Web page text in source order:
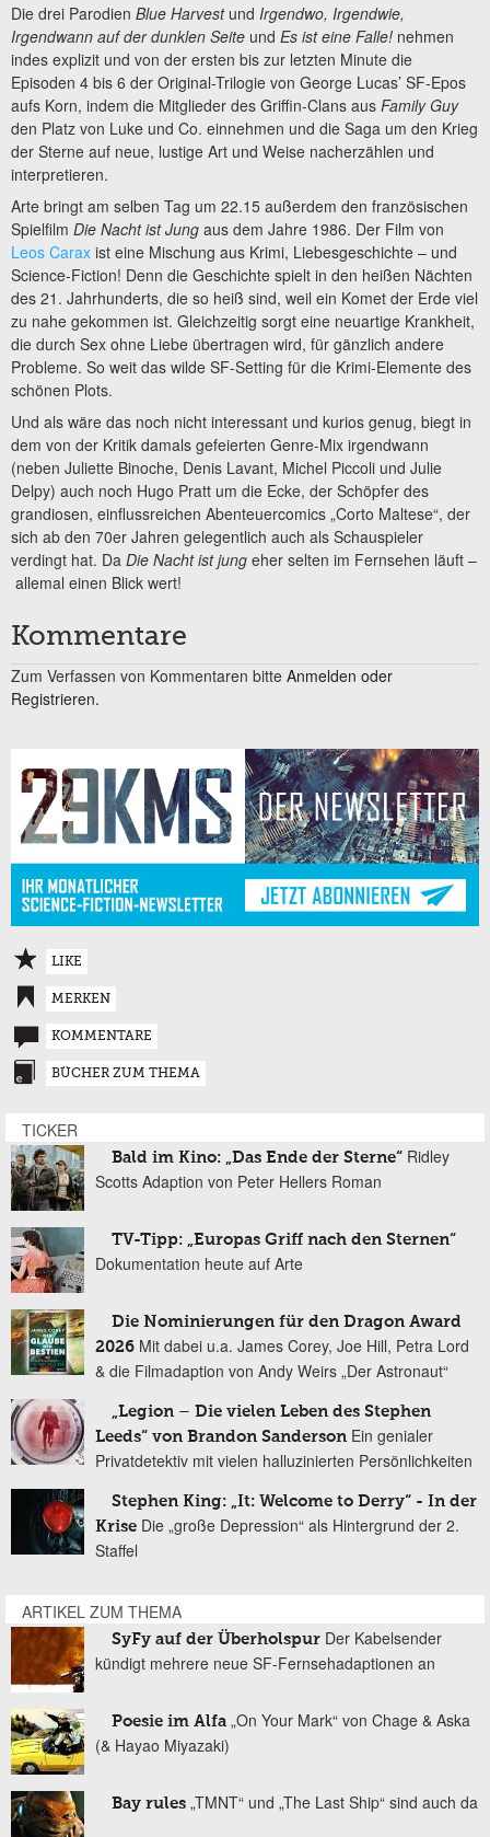
Die drei Parodien Blue Harvestund Irgendwo, Irgendwie,
Irgendwann auf der dunklen Seite und Es ist eine Falle! nehmen
indes explizit und von der ersten bis zur letzten Minute die
Episoden 4 bis 6 der Original-Trilogie von George Lucas’ SF-Epos
aufs Korn, indem die Mitglieder des Griffin-Clans aus Family Guy
den Platz von Luke und Co. einnehmen und die Saga um den Krieg
der Sterne auf neue, lustige Art und Weise nacherzählen und
interpretieren.
Arte bringt am selben Tag um 22.15 außerdem den französischen
Spielfilm Die Nacht ist Jung aus dem Jahre 1986. Der Film von
Leos Carax ist eine Mischung aus Krimi, Liebesgeschichte – und
Science-Fiction! Denn die Geschichte spielt in den heißen Nächten
des 21. Jahrhunderts, die so heiß sind, weil ein Komet der Erde viel
zu nahe gekommen ist. Gleichzeitig sorgt eine neuartige Krankheit,
die durch Sex ohne Liebe übertragen wird, für gänzlich andere
Probleme. So weit das wilde SF-Setting für die Krimi-Elemente des
schönen Plots.
Und als wäre das noch nicht interessant und kurios genug, biegt in
dem von der Kritik damals gefeierten Genre-Mix irgendwann
(neben Juliette Binoche, Denis Lavant, Michel Piccoli und Julie
Delpy) auch noch Hugo Pratt um die Ecke, der Schöpfer des
grandiosen, einflussreichen Abenteuercomics „Corto Maltese“, der
sich ab den 70er Jahren gelegentlich auch als Schauspieler
verdingt hat. Da Die Nacht ist jung eher selten im Fernsehen läuft –
allemal einen Blick wert!
Kommentare
Zum Verfassen von Kommentaren bitte Anmelden oder
Registrieren.
LIKE
MERKEN
KOMMENTARE
BÜCHER ZUM THEMA
TICKER
Bald im Kino: „Das Ende der Sterne“ Ridley
Scotts Adaption von Peter Hellers Roman
TV-Tipp: „Europas Griff nach den Sternen“
Dokumentation heute auf Arte
Die Nominierungen für den Dragon Award
2026 Mit dabei u.a. James Corey, Joe Hill, Petra Lord
& die Filmadaption von Andy Weirs „Der Astronaut“
„Legion – Die vielen Leben des Stephen
Leeds“ von Brandon Sanderson Ein genialer
Privatdetektiv mit vielen halluzinierten Persönlichkeiten
Stephen King: „It: Welcome to Derry“ - In der
Krise Die „große Depression“ als Hintergrund der 2.
Staffel
ARTIKEL ZUM THEMA
SyFy auf der Überholspur Der Kabelsender
kündigt mehrere neue SF-Fernsehadaptionen an
Poesie im Alfa „On Your Mark“ von Chage & Aska
(& Hayao Miyazaki)
Bay rules „TMNT“ und „The Last Ship“ sind auch da